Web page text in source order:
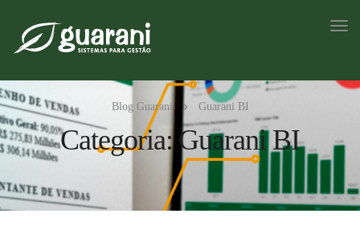
Blog Guarani Guarani BI
Categoria: Guarani BI